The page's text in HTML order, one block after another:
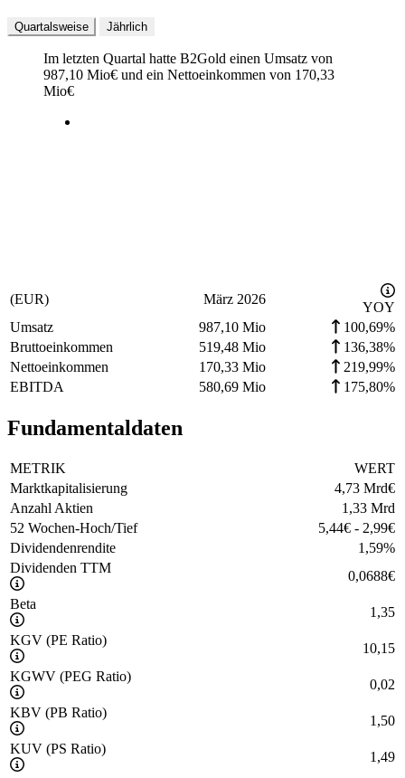
Quartalsweise Jährlich
Im letzten Quartal hatte B2Gold einen Umsatz von
987,10 Mio€ und ein Nettoeinkommen von 170,33
Mio€
(EUR) März 2026
YOY
Umsatz
987,10 Mio
100,69%
Bruttoeinkommen
519,48 Mio
136,38%
Nettoeinkommen
170,33 Mio
219,99%
EBITDA
580,69 Mio 175,80%
Fundamentaldaten
METRIK
WERT
Marktkapitalisierung
4,73 Mrd€
Anzahl Aktien
1,33 Mrd
52 Wochen-Hoch/Tief
5,44€ - 2,99€
Dividendenrendite
1,59%
Dividenden TTM
0,0688€
Beta
1,35
KGV (PE Ratio)
10,15
KGWV (PEG Ratio)
0,02
KBV (PB Ratio)
1,50
KUV (PS Ratio)
1,49